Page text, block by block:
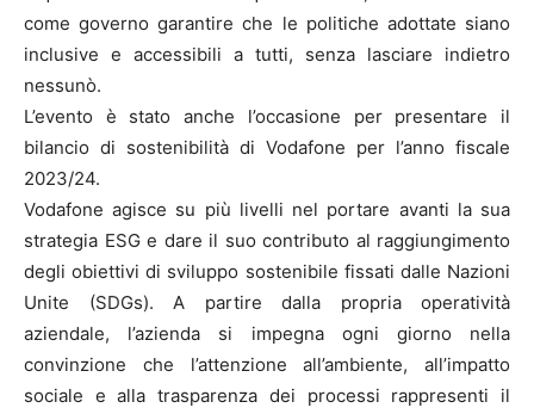
come governo garantire che le politiche adottate siano
inclusive e accessibili a tutti, senza lasciare indietro
nessunò.
L’evento è stato anche l’occasione per presentare il
bilancio di sostenibilità di Vodafone per l’anno fiscale
2023/24.
Vodafone agisce su più livelli nel portare avanti la sua
strategia ESG e dare il suo contributo al raggiungimento
degli obiettivi di sviluppo sostenibile fissati dalle Nazioni
Unite (SDGs). A partire dalla propria operatività
aziendale, l’azienda si impegna ogni giorno nella
convinzione che l’attenzione all’ambiente, all’impatto
sociale e alla trasparenza dei processi rappresenti il